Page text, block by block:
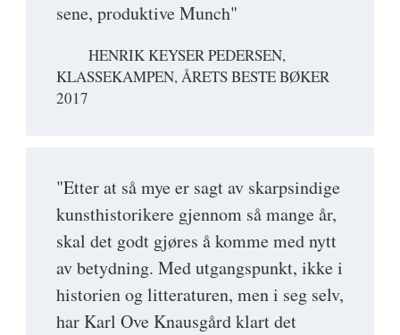
sene, produktive Munch"
HENRIK KEYSER PEDERSEN,
KLASSEKAMPEN, ÅRETS BESTE BØKER
2017
"Etter at så mye er sagt av skarpsindige
kunsthistorikere gjennom så mange år,
skal det godt gjøres å komme med nytt
av betydning. Med utgangspunkt, ikke i
historien og litteraturen, men i seg selv,
har Karl Ove Knausgård klart det